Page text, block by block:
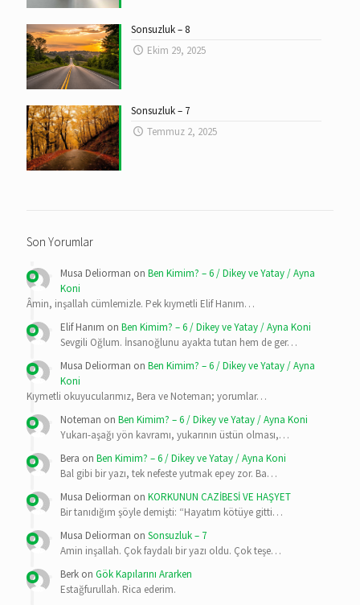
Sonsuzluk – 8
Ekim 29, 2025
Sonsuzluk – 7
Temmuz 2, 2025
Son Yorumlar
Musa Deliorman on Ben Kimim? – 6 / Dikey ve Yatay / Ayna
Koni
Âmin, inşallah cümlemizle. Pek kıymetli Elif Hanım…
Elif Hanım on Ben Kimim? – 6 / Dikey ve Yatay / Ayna Koni
Sevgili Oğlum. İnsanoğlunu ayakta tutan hem de ger…
Musa Deliorman on Ben Kimim? – 6 / Dikey ve Yatay / Ayna
Koni
Kıymetli okuyucularımız, Bera ve Noteman; yorumlar…
Noteman on Ben Kimim? – 6 / Dikey ve Yatay / Ayna Koni
Yukarı-aşağı yön kavramı, yukarının üstün olması,…
Bera on Ben Kimim? – 6 / Dikey ve Yatay / Ayna Koni
Bal gibi bir yazı, tek nefeste yutmak epey zor. Ba…
Musa Deliorman on KORKUNUN CAZİBESİ VE HAŞYET
Bir tanıdığım şöyle demişti: “Hayatım kötüye gitti…
Musa Deliorman on Sonsuzluk – 7
Amin inşallah. Çok faydalı bir yazı oldu. Çok teşe…
Berk on Gök Kapılarını Ararken
Estağfurullah. Rica ederim.